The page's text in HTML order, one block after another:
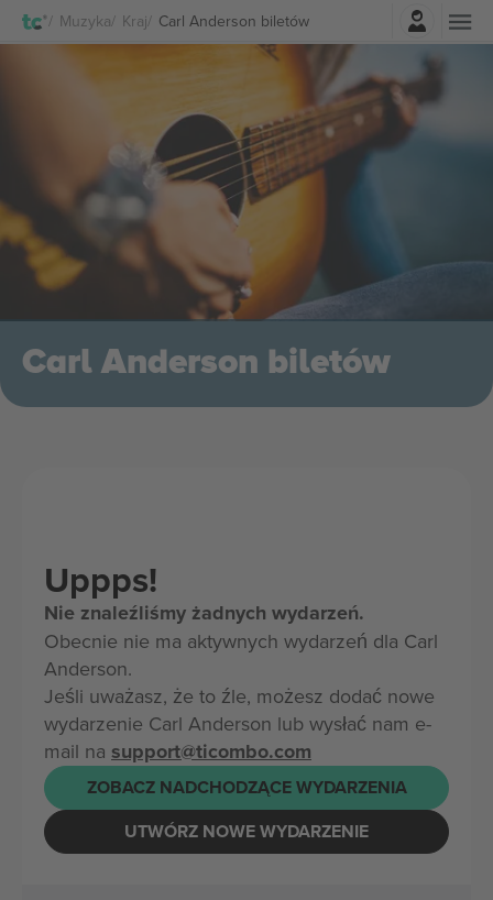
Muzyka Kraj Carl Anderson biletów
Zaloguj sie
Carl Anderson biletów
Uppps!
Nie znaleźliśmy żadnych wydarzeń.
Obecnie nie ma aktywnych wydarzeń dla Carl
Anderson.
Jeśli uważasz, że to źle, możesz dodać nowe
wydarzenie Carl Anderson lub wysłać nam e-
mail na support@ticombo.com
ZOBACZ NADCHODZĄCE WYDARZENIA
UTWÓRZ NOWE WYDARZENIE